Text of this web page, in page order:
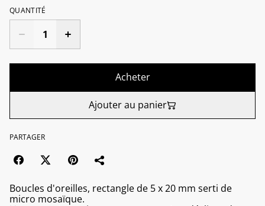
QUANTITÉ
Acheter
Ajouter au panier
PARTAGER
Boucles d'oreilles, rectangle de 5 x 20 mm serti de
micro mosaïque.